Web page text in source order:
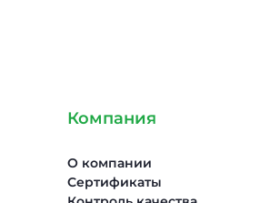
Компания
О компании
Сертификаты